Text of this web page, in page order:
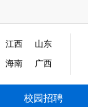
江西 山东
海南 广西
校园招聘